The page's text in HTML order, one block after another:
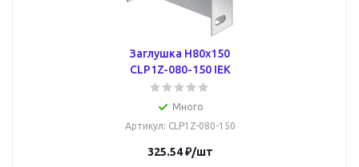
Заглушка Н80х150
CLP1Z-080-150 IEK
Много
Артикул: CLP1Z-080-150
325.54₽/шт